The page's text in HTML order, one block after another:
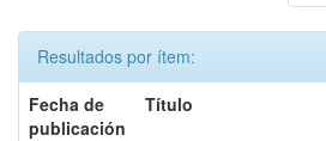
Resultados por ítem:
Fecha de
publicación
Título